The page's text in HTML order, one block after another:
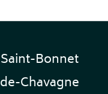
Saint-Bonnet
de-Chavagne